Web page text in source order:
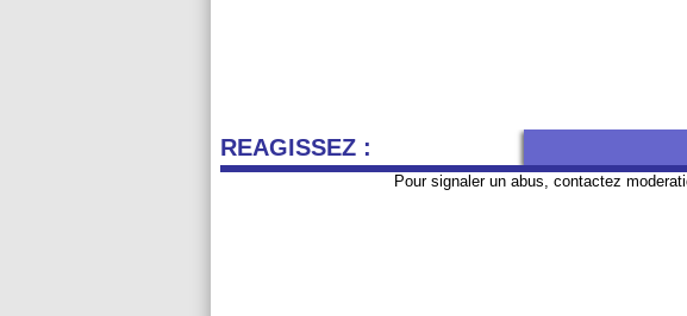
REAGISSEZ :
Pour signaler un abus, contactez